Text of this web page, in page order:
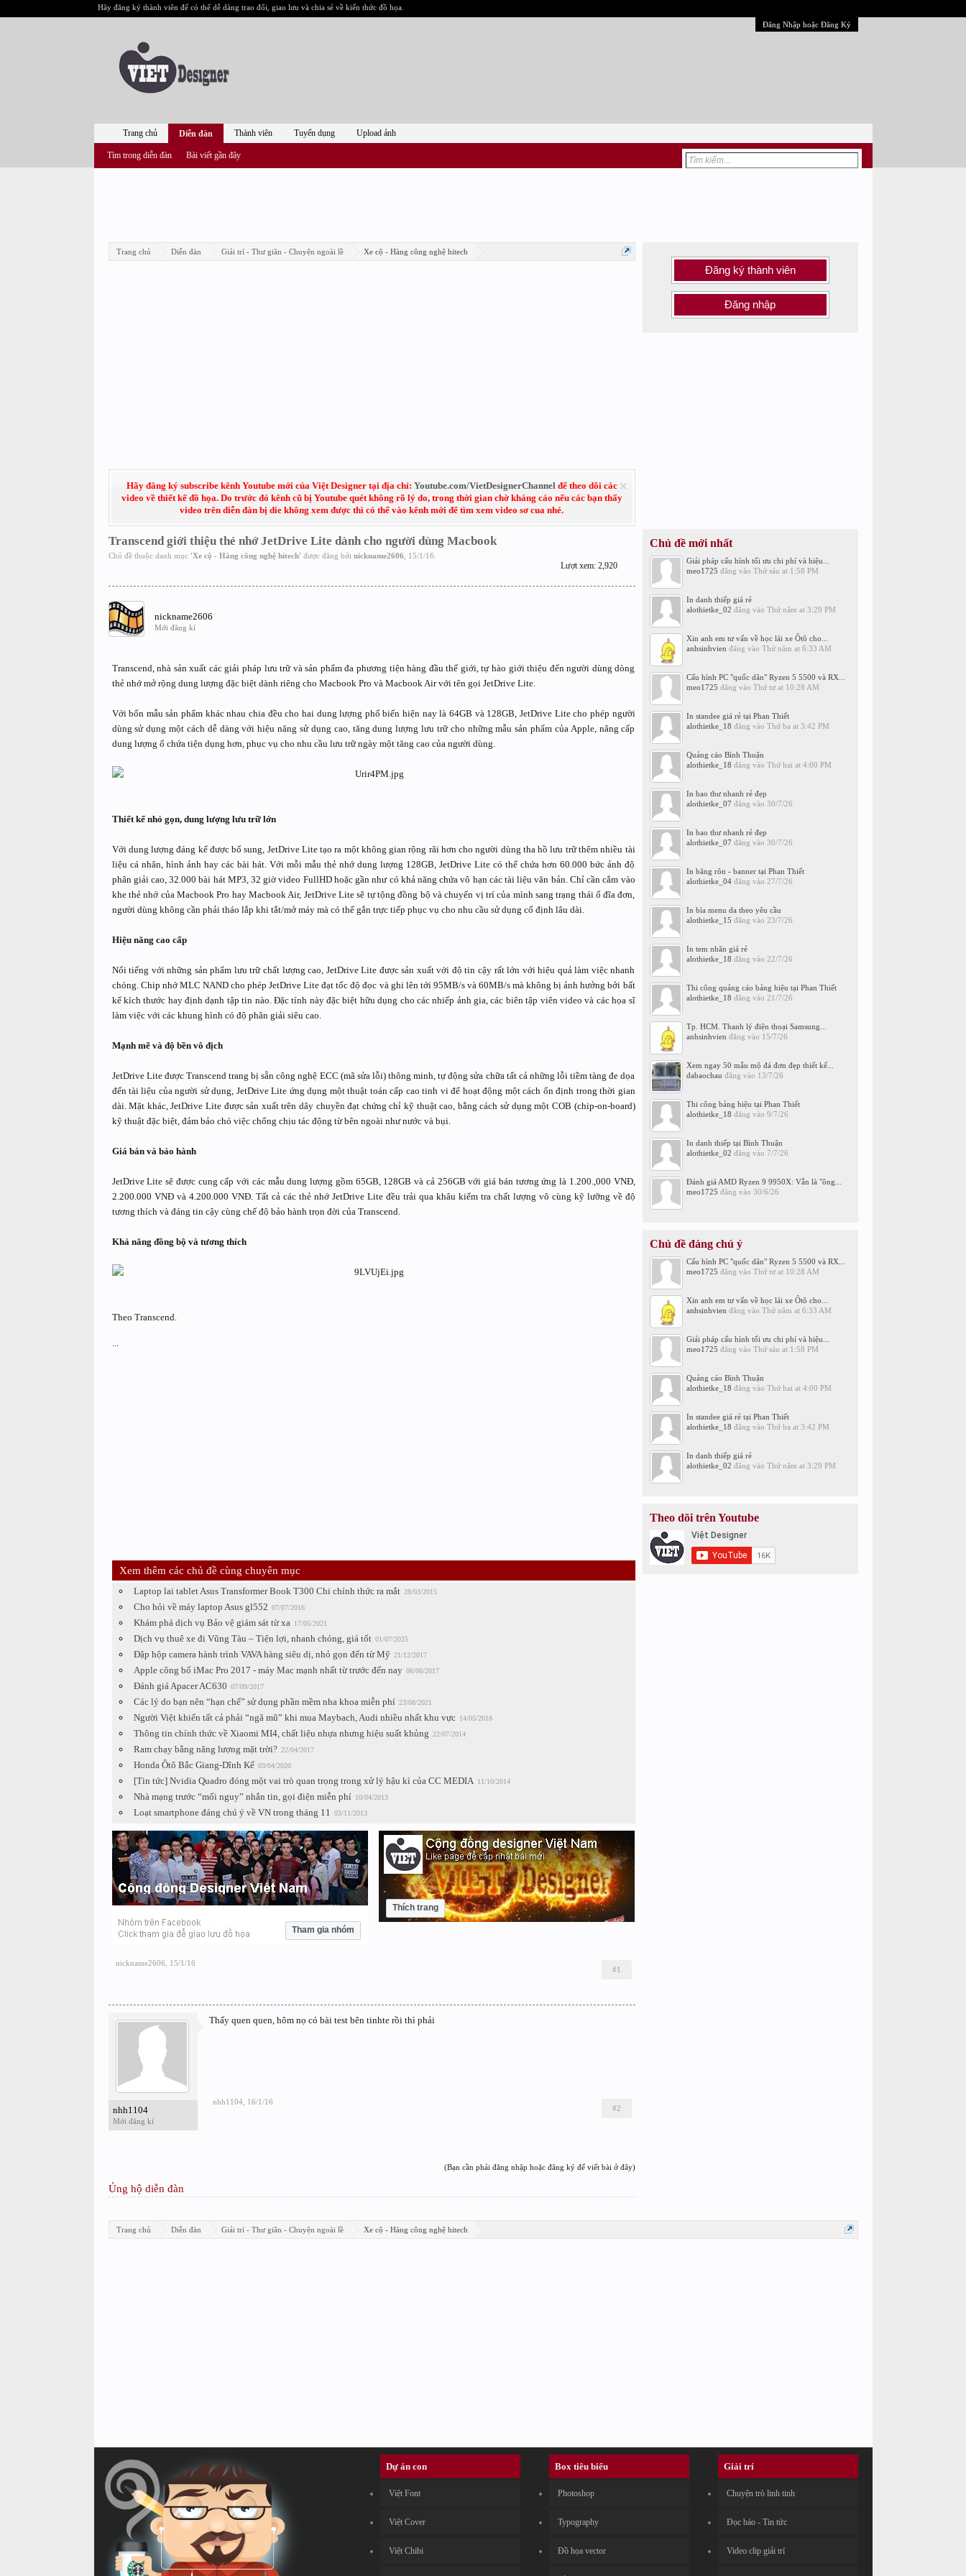
Hãy đăng ký thành viên để có thể dễ dàng trao đổi, giao lưu và chia sẻ về kiến thức đồ họa.
Đăng Nhập hoặc Đăng Ký
Trang chủ Diễn đàn Giải trí - Thư giãn - Chuyện ngoài lề Xe cộ - Hàng công nghệ hitech
Hãy đăng ký subscribe kênh Youtube mới của Việt Designer tại địa chỉ: Youtube.com/VietDesignerChannelđể theo dõi các
video về thiết kế đồ họa. Do trước đó kênh cũ bị Youtube quét không rõ lý do, trong thời gian chờ kháng cáo nếu các bạn thấy
video trên diễn đàn bị die không xem được thì có thể vào kênh mới để tìm xem video sơ cua nhé.
Transcend giới thiệu thẻ nhớ JetDrive Lite dành cho người dùng Macbook
Chủ đề thuộc danh mục 'Xe cộ - Hàng công nghệ hitech' được đăng bởi nickname2606 15/1/16
Lượt xem: 2,920
nickname2606
Mới đăng kí
Transcend, nhà sản xuất các giải pháp lưu trữ và sản phẩm đa phương tiện hàng đầu thế giới, tự hào giới thiệu đến người dùng dòng
thẻ nhớ mở rộng dung lượng đặc biệt dành riêng cho Macbook Pro và Macbook Air với tên gọi JetDrive Lite.
Với bốn mẫu sản phẩm khác nhau chia đều cho hai dung lượng phổ biến hiện nay là 64GB và 128GB, JetDrive Lite cho phép người
dùng sử dụng một cách dễ dàng với hiệu năng sử dụng cao, tăng dung lượng lưu trữ cho những mẫu sản phẩm của Apple, nâng cấp
dung lượng ổ chứa tiện dụng hơn, phục vụ cho nhu cầu lưu trữ ngày một tăng cao của người dùng.
Thiết kế nhỏ gọn, dung lượng lưu trữ lớn
Với dung lượng đáng kể được bổ sung, JetDrive Lite tạo ra một không gian rộng rãi hơn cho người dùng tha hồ lưu trữ thêm nhiều tài
liệu cá nhân, hình ảnh hay các bài hát. Với mỗi mẫu thẻ nhớ dung lượng 128GB, JetDrive Lite có thể chứa hơn 60.000 bức ảnh độ
phân giải cao, 32.000 bài hát MP3, 32 giờ video FullHD hoặc gần như có khả năng chứa vô hạn các tài liệu văn bản. Chỉ cần cắm vào
khe thẻ nhớ của Macbook Pro hay Macbook Air, JetDrive Lite sẽ tự tộng đồng bộ và chuyển vị trí của mình sang trạng thái ổ đĩa đơn,
người dùng không cần phải tháo lắp khi tắt/mở máy mà có thể gắn trực tiếp phục vụ cho nhu cầu sử dụng cố định lâu dài.
Hiệu năng cao cấp
Nổi tiếng với những sản phẩm lưu trữ chất lượng cao, JetDrive Lite được sản xuất với độ tin cậy rất lớn với hiệu quả làm việc nhanh
chóng. Chip nhớ MLC NAND cho phép JetDrive Lite đạt tốc độ đọc và ghi lên tới 95MB/s và 60MB/s mà không bị ảnh hưởng bởi bất
kể kích thước hay định dạnh tập tin nào. Đặc tính này đặc biệt hữu dụng cho các nhiếp ảnh gia, các biên tập viên video và các họa sĩ
làm việc với các khung hình có độ phân giải siêu cao.
Mạnh mẽ và độ bền vô địch
JetDrive Lite được Transcend trang bị sẵn công nghệ ECC (mã sửa lỗi) thông minh, tự động sửa chữa tất cả những lỗi tiềm tàng đe dọa
đến tài liệu của người sử dụng, JetDrive Lite ứng dụng một thuật toán cấp cao tinh vi để hoạt động một cách ổn định trong thời gian
dài. Mặt khác, JetDrive Lite được sản xuất trên dây chuyền đạt chứng chỉ kỹ thuật cao, bằng cách sử dụng một COB (chip-on-board)
kỹ thuật đặc biệt, đảm bảo chó việc chống chịu tác động từ bên ngoài như nước và bụi.
Giá bán và bảo hành
JetDrive Lite sẽ được cung cấp với các mẫu dung lượng gồm 65GB, 128GB và cả 256GB với giá bán tương ứng là 1.200.,000 VNĐ,
2.200.000 VNĐ và 4.200.000 VNĐ. Tất cả các thẻ nhớ JetDrive Lite đều trải qua khâu kiểm tra chất lượng vô cùng kỹ lưỡng về độ
tương thích và đáng tin cậy cùng chế độ bảo hành trọn đời của Transcend.
Khả năng đồng bộ và tương thích
Theo Transcend.
...
Xem thêm các chủ đề cùng chuyên mục
Laptop lai tablet Asus Transformer Book T300 Chi chính thức ra mắt 28/03/2015
Cho hỏi về máy laptop Asus gl552 07/07/2016
Khám phá dịch vụ Bảo vệ giám sát từ xa 17/05/2021
Dịch vụ thuê xe đi Vũng Tàu – Tiện lợi, nhanh chóng, giá tốt 01/07/2025
Đập hộp camera hành trình VAVA hàng siêu dị, nhỏ gọn đến từ Mỹ 21/12/2017
Apple công bố iMac Pro 2017 - máy Mac mạnh nhất từ trước đến nay 06/06/2017
Đánh giá Apacer AC630 07/09/2017
Các lý do bạn nên “hạn chế” sử dụng phần mềm nha khoa miễn phí 23/08/2021
Người Việt khiến tất cả phải “ngã mũ” khi mua Maybach, Audi nhiều nhất khu vực 14/05/2018
Thông tin chính thức về Xiaomi MI4, chất liệu nhựa nhưng hiệu suất khủng 22/07/2014
Ram chạy bằng năng lượng mặt trời? 22/04/2017
Honda Ôtô Bắc Giang-Dĩnh Kế 03/04/2020
[Tin tức] Nvidia Quadro đóng một vai trò quan trọng trong xử lý hậu kì của CC MEDIA 11/10/2014
Nhà mạng trước “mối nguy” nhắn tin, gọi điện miễn phí 10/04/2013
Loạt smartphone đáng chú ý về VN trong tháng 11 03/11/2013
Tham gia nhóm
Thích trang
nickname2606 15/1/16
#1
nhh1104
Mới đăng kí
Thấy quen quen, hôm nọ có bài test bên tinhte rồi thì phải
nhh1104, 16/1/16
#2
(Bạn cần phải đăng nhập hoặc đăng ký để viết bài ở đây)
Ủng hộ diễn đàn
Đăng ký thành viên
Đăng nhập
Chủ đề mới nhất
Giải pháp cấu hình tối ưu chi phí và hiệu...
meo1725 đăng vào Thứ sáu at 1:58 PM
In danh thiếp giá rẻ
alothietke_02 đăng vào Thứ năm at 3:29 PM
Xin anh em tư vấn về học lái xe Ôtô cho...
anhsinhvien đăng vào Thứ năm at 6:33 AM
Cấu hình PC "quốc dân" Ryzen 5 5500 và RX...
meo1725 đăng vào Thứ tư at 10:28 AM
In standee giá rẻ tại Phan Thiết
alothietke_18 đăng vào Thứ ba at 3:42 PM
Quảng cáo Bình Thuận
alothietke_18 đăng vào Thứ hai at 4:00 PM
In bao thư nhanh rẻ đẹp
alothietke_07 đăng vào 30/7/26
In bao thư nhanh rẻ đẹp
alothietke_07 đăng vào 30/7/26
In băng rôn - banner tại Phan Thiết
alothietke_04đăng vào 27/7/26
In bìa menu da theo yêu cầu
alothietke_15 đăng vào 23/7/26
In tem nhãn giá rẻ
alothietke_18 đăng vào 22/7/26
Thi công quảng cáo bảng hiệu tại Phan Thiết
alothietke_18 đăng vào 21/7/26
Tp. HCM. Thanh lý điện thoại Samsung...
anhsinhvien đăng vào 15/7/26
Xem ngay 50 mẫu mộ đá đơn đẹp thiết kế...
dabaochau đăng vào 13/7/26
Thi công bảng hiệu tại Phan Thiết
alothietke_18 đăng vào 9/7/26
In danh thiếp tại Bình Thuận
alothietke_02 đăng vào 7/7/26
Đánh giá AMD Ryzen 9 9950X: Vẫn là "ông...
meo1725 đăng vào 30/6/26
Chủ đề đáng chú ý
Cấu hình PC "quốc dân" Ryzen 5 5500 và RX...
meo1725 đăng vào Thứ tư at 10:28 AM
Xin anh em tư vấn về học lái xe Ôtô cho...
anhsinhvien đăng vào Thứ năm at 6:33 AM
Giải pháp cấu hình tối ưu chi phí và hiệu...
meo1725 đăng vào Thứ sáu at 1:58 PM
Quảng cáo Bình Thuận
alothietke_18 đăng vào Thứ hai at 4:00 PM
In standee giá rẻ tại Phan Thiết
alothietke_18 đăng vào Thứ ba at 3:42 PM
In danh thiếp giá rẻ
alothietke_02 đăng vào Thứ năm at 3:29 PM
Theo dõi trên Youtube
Trang chủ Diễn đàn Giải trí - Thư giãn - Chuyện ngoài lề Xe cộ - Hàng công nghệ hitech
Trang chủ Diễn đàn
Tìm trong diễn đàn Bài viết gần đây
Thành viên Tuyển dụng Upload ảnh
Dự án con
Việt Font
Việt Cover
Việt Chibi
Box tiêu biểu
Photoshop
Typography
Đồ họa vector
Giải trí
Chuyện trò linh tinh
Đọc báo - Tin tức
Video clip giải trí